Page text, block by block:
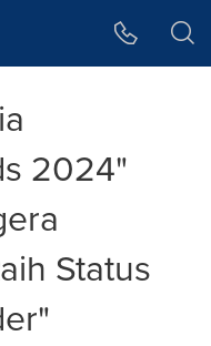
2024"
Status